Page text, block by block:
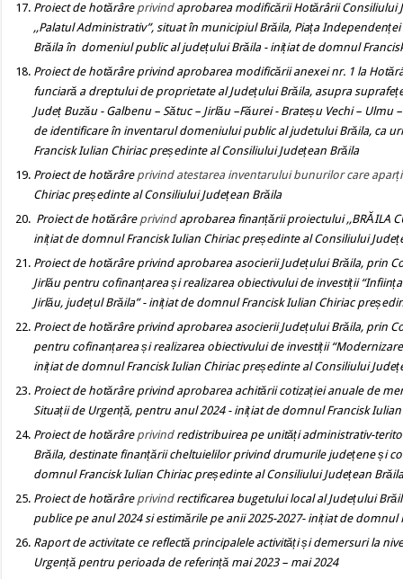
Proiect de hotărâre privind aprobarea modificării Hotărârii Consiliului
,,Palatul Administrativ”, situat în municipiul Brăila, Piața
Brăila în domeniul public al județului Brăila - inițiat de domnul
Proiect de hotărâre privind aprobarea modificării anexei nr. 1 la
funciară a dreptului de proprietate al Județului Brăila, asupra
Județ Buzău - Galbenu – Sătuc – Jirlău –Făurei - Brateșu Vechi –
de identificare în inventarul domeniului public al judetului Brăila, ca
Francisk Iulian Chiriac președinte al Consiliului Județean Brăila
Proiect de hotărâre privind atestarea inventarului bunurilor care
Chiriac președinte al Consiliului Județean Brăila
Proiect de hotărâre privind aprobarea finanțării proiectului,,BRĂILA
inițiat de domnul Francisk Iulian Chiriac președinte al Consiliului
Proiect de hotărâre privind aprobarea asocierii Județului Brăila, prin
Jirlăupentru cofinanțarea și realizarea obiectivului de investiții“
Jirlău, județul Brăila”- inițiat de domnul Francisk Iulian Chiriac
Proiect de hotărâre privind aprobarea asocierii Județului Brăila, prin
pentru cofinanțarea și realizarea obiectivului de investiții“
inițiat de domnul Francisk Iulian Chiriac președinte al Consiliului
Proiect de hotărâre privind aprobarea achitării cotizației anuale de
Situații de Urgență, pentru anul 2024 -inițiat de domnul Francisk
Proiect de hotărâre privind redistribuirea pe unități administrativ-
Brăila, destinate finanțării cheltuielilor privind drumurile județene și
domnul Francisk Iulian Chiriac președinte al Consiliului Județean
Proiect de hotărâre privind rectificarea bugetului local al Județului
publice pe anul 2024 si estimările pe anii 2025-2027- inițiat de domnul
Raport de activitate ce reflectă principalele activități și demersuri la
Urgență pentru perioada de referință mai 2023 – mai 2024